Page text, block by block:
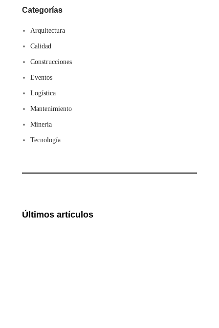
Categorías
Arquitectura
Calidad
Construcciones
Eventos
Logística
Mantenimiento
Minería
Tecnología
Últimos artículos